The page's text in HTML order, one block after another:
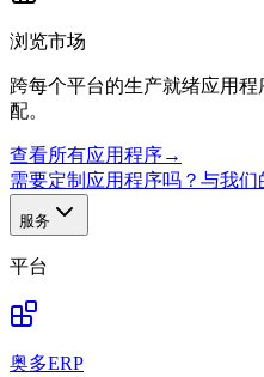
浏览市场
跨每个平台的生产就绪应用
配。
查看所有应用程序→
需要定制应用程序吗？与我们
服务
平台
奥多ERP